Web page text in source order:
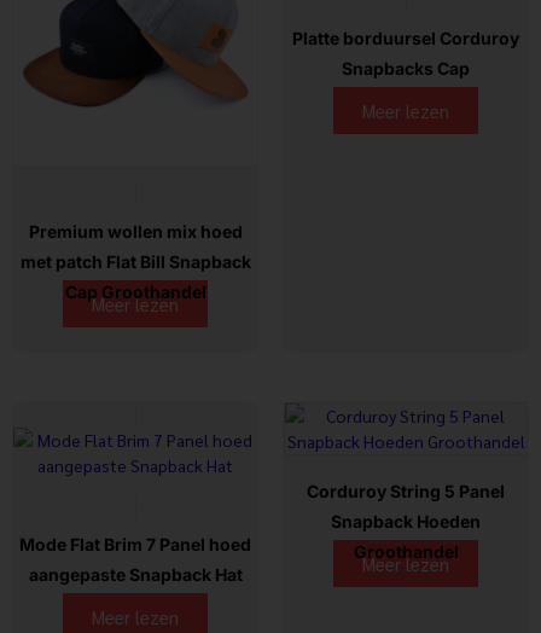
Premium wollen mix hoed
met patch Flat Bill Snapback
Cap Groothandel
Meer lezen
Platte borduursel Corduroy
Snapbacks Cap
Meer lezen
Mode Flat Brim 7 Panel hoed
aangepaste Snapback Hat
Meer lezen
Corduroy String 5 Panel
Snapback Hoeden
Groothandel
Meer lezen